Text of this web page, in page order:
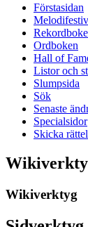
Förstasidan
Ordboken
Hall of
Listor och
Slumpsida
Sök
Senaste
Specialsidor
Skicka
Wikiverktyg